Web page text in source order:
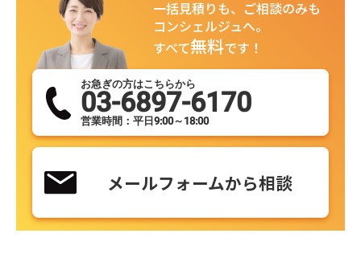
一括見積りも、ご相談のみも
コンシェルジュへ。
すべて無料です！
お急ぎの方はこちらから
03-6897-6170
営業時間：平日9:00～18:00
メールフォームから相談